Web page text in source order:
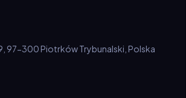
97-300 Piotrków Trybunalski, Polska